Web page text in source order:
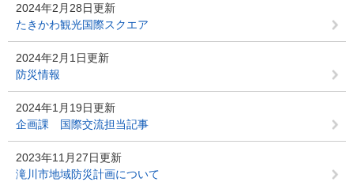
2024年2月28日更新
たきかわ観光国際スクエア
2024年2月1日更新
防災情報
2024年1月19日更新
企画課 国際交流担当記事
2023年11月27日更新
滝川市地域防災計画について